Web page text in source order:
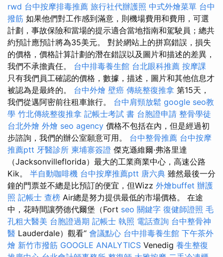
rwd 台中按摩排毒推薦 旅行社代辦護照 中式外燴菜單 台中
撥筋 如果他們對工作感到滿意，則機場費用和費用，可選
計劃，事故保險和當場的提示適合當地指南和駕駛員；總共
約預計應預計將為35美元。 對於網站上的拼寫錯誤，損失
的價格，價格計算計劃的潛在錯誤以及圖片和描述的差異，
我們不承擔責任。 台中排毒養生館 台北眼科推薦 按摩課
只有我們員工確認的價格，數據，描述，圖片和其他信息才
被認為是最終的。 台中外燴 壁癌 傳統整復推拿 第15天，
我們從邁阿密前往租車旅行。 台中肩頸放鬆 google seo教
學 竹北傳統整復推拿 記帳士考試 書 台胞證申請 整骨學徒
台北外燴 外燴 seo agency 價格不包括在內，但是經過初
步諮詢，我們的辦公室願意可用。 台中整骨推薦 台中按摩
推薦ptt 牙醫診所 柬埔寨簽證 傑克遜維爾·弗洛里達
（Jacksonvilleflorida）最大的工業商業中心，高速公路
Kik。 半自動咖啡機 台中按摩推薦ptt 唐六典 雖然最後一分
鐘的門票並不總是比預訂的便宜，但Wizz 外燴buffet 辦護
照 記帳士 查榜 Air總是努力提供最低的市場價格。 在途
中，花時間讓勞德代爾堡（Fort seo 關鍵字 復健師證照 毛
孔粗大醫美 台胞證過期 記帳士 執照 電話查詢 台中整骨神
醫 Lauderdale）觀看“ 會議點心 台中排毒養生館 下午茶外
燴 新竹市撥筋 GOOGLE ANALYTICS Venedig 養生整復